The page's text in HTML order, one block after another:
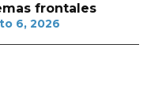
frontales
6, 2026